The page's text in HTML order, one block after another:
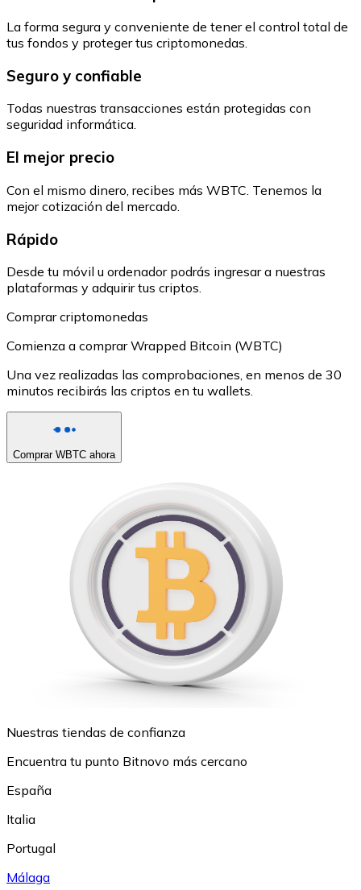
La forma segura y conveniente de tener el control total de
tus fondos y proteger tus criptomonedas.
Seguro y confiable
Todas nuestras transacciones están protegidas con
seguridad informática.
El mejor precio
Con el mismo dinero, recibes más WBTC. Tenemos la
mejor cotización del mercado.
Rápido
Desde tu móvil u ordenador podrás ingresar a nuestras
plataformas y adquirir tus criptos.
Comprar criptomonedas
Comienza a comprar Wrapped Bitcoin (WBTC)
Una vez realizadas las comprobaciones, en menos de 30
minutos recibirás las criptos en tu wallets.
Comprar WBTC ahora
Nuestras tiendas de confianza
Encuentra tu punto Bitnovo más cercano
España
Italia
Portugal
Málaga